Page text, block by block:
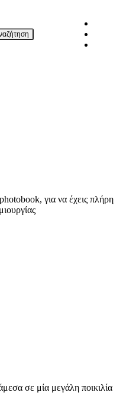
για να έχεις πλήρη
σε μία μεγάλη ποικιλία